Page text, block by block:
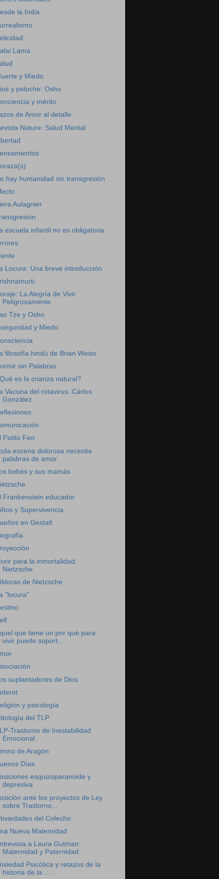
la India
Lama
y Miedo
y peluche: Osho
y mérito
de Amor al detalle
Nature: Salud Mental
hay humanidad sin transgresión
Aulagnier
escuela infantil no es obligatoria
Locura: Una breve introducción
La Alegría de Vivir
Peligrosamente
Tze y Osho
y Miedo
filosofía hindú de Brian Weiss
sin Palabras
es la crianza natural?
Vacuna del rotavirus: Cárlos
González
Patito Feo
escena dolorosa necesita
palabras de amor
bebés y sus mamás
Frankenstein educador
y Supervivencia
en Gestalt
para la inmortalidad:
Nietzsche
de Nietzsche
"locura"
que tiene un por qué para
vivir puede soport...
suplantadores de Dios
y psicología
del TLP
Trastorno de Inestabilidad
Emocional
de Aragón
Días
esquizoparanoide y
depresiva
ante los proyectos de Ley
sobre Trastorno...
del Colecho
Nueva Maternidad
a Laura Gutman:
Maternidad y Paternidad
Psicótica y retazos de la
historia de la ...